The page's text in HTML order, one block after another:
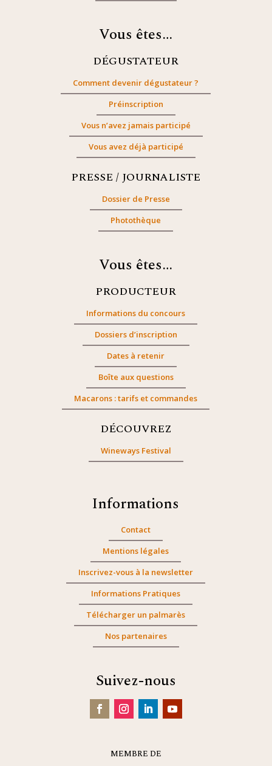
Vous êtes…
DÉGUSTATEUR
Comment devenir dégustateur ?
Préinscription
Vous n’avez jamais participé
Vous avez déjà participé
PRESSE / JOURNALISTE
Dossier de Presse
Photothèque
Vous êtes…
PRODUCTEUR
Informations du concours
Dossiers d’inscription
Dates à retenir
Boîte aux questions
Macarons : tarifs et commandes
DÉCOUVREZ
Wineways Festival
Informations
Contact
Mentions légales
Inscrivez-vous à la newsletter
Informations Pratiques
Télécharger un palmarès
Nos partenaires
Suivez-nous
MEMBRE DE